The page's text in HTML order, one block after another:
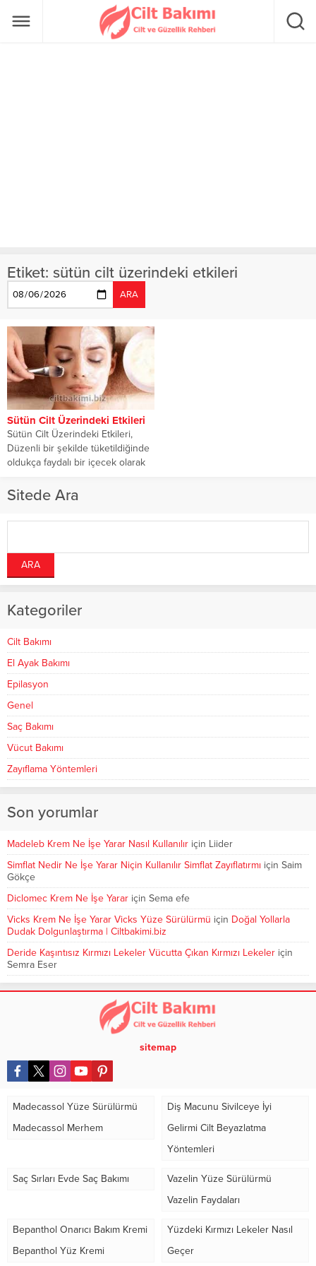
Sitede Ara
Kategoriler
Cilt Bakımı
El Ayak Bakımı
Epilasyon
Genel
Saç Bakımı
Vücut Bakımı
Zayıflama Yöntemleri
Son yorumlar
Madeleb Krem Ne İşe Yarar Nasıl Kullanılır için Liider
Simflat Nedir Ne İşe Yarar Niçin Kullanılır Simflat Zayıflatırmı için Saim
Gökçe
Diclomec Krem Ne İşe Yarar için Sema efe
Vicks Krem Ne İşe Yarar Vicks Yüze Sürülürmü için Doğal Yollarla
Dudak Dolgunlaştırma | Ciltbakimi.biz
Deride Kaşıntısız Kırmızı Lekeler Vücutta Çıkan Kırmızı Lekeler için
Semra Eser
Etiket: sütün cilt üzerindeki etkileri
ARA
Sütün Cilt Üzerindeki Etkileri
Sütün Cilt Üzerindeki Etkileri,
Düzenli bir şekilde tüketildiğinde
oldukça faydalı bir içecek olarak
sitemap
Madecassol Yüze Sürülürmü
Madecassol Merhem
Diş Macunu Sivilceye İyi
Gelirmi Cilt Beyazlatma
Yöntemleri
Saç Sırları Evde Saç Bakımı
Vazelin Yüze Sürülürmü
Vazelin Faydaları
Bepanthol Onarıcı Bakım Kremi
Bepanthol Yüz Kremi
Yüzdeki Kırmızı Lekeler Nasıl
Geçer